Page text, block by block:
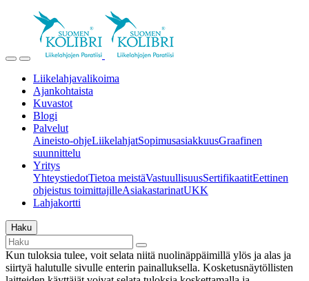
Liikelahjavalikoima
Ajankohtaista
Kuvastot
Blogi
Palvelut
Aineisto-ohjeLiikelahjatSopimusasiakkuusGraafinen
suunnittelu
Yritys
YhteystiedotTietoa meistäVastuullisuusSertifikaatitEettinen
ohjeistus toimittajilleAsiakastarinatUKK
Lahjakortti
Haku
Kun tuloksia tulee, voit selata niitä nuolinäppäimillä ylös ja alas ja
siirtyä halutulle sivulle enterin painalluksella. Kosketusnäytöllisten